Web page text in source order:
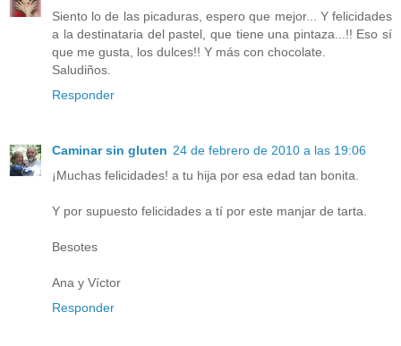
Siento lo de las picaduras, espero que mejor... Y felicidades
a la destinataria del pastel, que tiene una pintaza...!! Eso sí
que me gusta, los dulces!! Y más con chocolate.
Saludiños.
Responder
Caminar sin gluten 24 de febrero de 2010 a las 19:06
¡Muchas felicidades! a tu hija por esa edad tan bonita.
Y por supuesto felicidades a tí por este manjar de tarta.
Besotes
Ana y Víctor
Responder